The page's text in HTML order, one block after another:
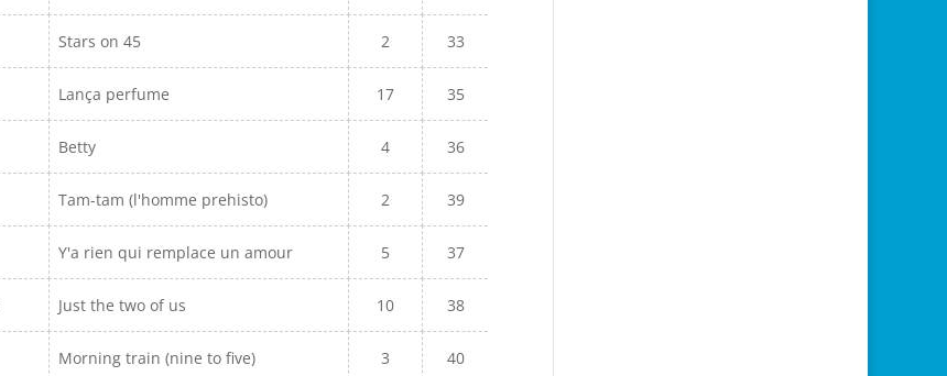
Stars on 45 2 33
Lança perfume 17 35
Betty 4 36
Tam-tam (l'homme prehisto) 2 39
Y'a rien qui remplace un amour 5 37
Just the two of us 10 38
Morning train (nine to five) 3 40